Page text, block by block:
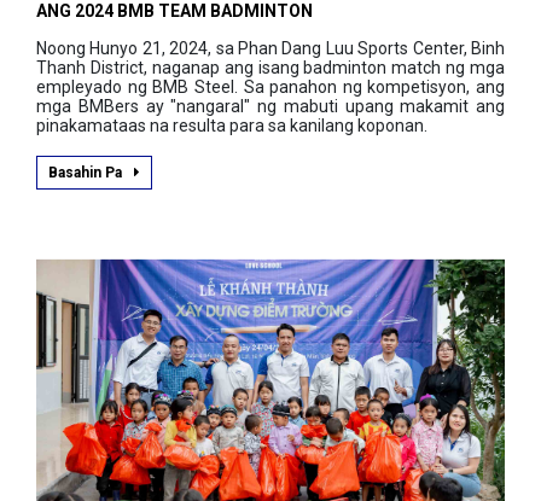
ANG 2024 BMB TEAM BADMINTON
Noong Hunyo 21, 2024, sa Phan Dang Luu Sports Center, Binh
Thanh District, naganap ang isang badminton match ng mga
empleyado ng BMB Steel. Sa panahon ng kompetisyon, ang
mga BMBers ay "nangaral" ng mabuti upang makamit ang
pinakamataas na resulta para sa kanilang koponan.
Basahin Pa